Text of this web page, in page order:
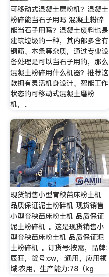
可移动式混凝土磨粉机？混凝土
粉碎能当石子用吗 混凝土粉碎
能当石子用吗？混凝土废料也是
建筑垃圾的一种，其内部多含有
钢筋、木条等杂质，通过专业设
备处理是可以当石子用的，那么
混凝土粉碎用什么机器？推荐这
款拥有灵活机身设计、智能工作
状态的可移动式混凝土磨粉
机，。
现货销售小型育秧苗床粉土机
品质保证泥土粉碎机 现货销售
小型育秧苗床粉土机 品质保证
泥土粉碎机 。这是现货销售小
型育秧苗床粉土机 品质保证泥
土粉碎机 。订货号:按需，品牌:
辰旺，货号:cw，:通用，应用领
域:农用，生产能力:78（kg